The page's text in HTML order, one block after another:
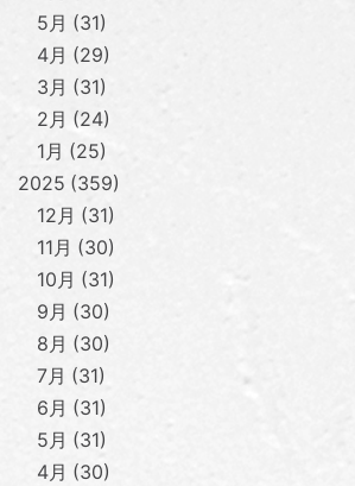
5月
31
4月
29
3月
31
2月
24
1月
25
2025 359
12月
31
11月
30
10月
31
9月
30
8月
30
7月
31
6月
31
5月
31
4月
30